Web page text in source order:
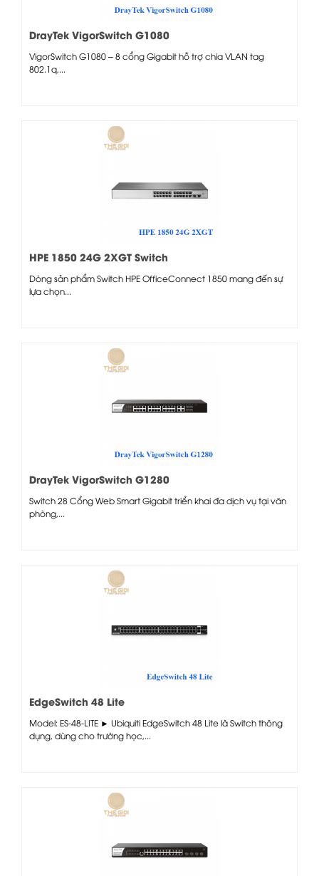
DrayTek VigorSwitch G1080
VigorSwitch G1080 – 8 cổng Gigabit hỗ trợ chia VLAN tag
802.1q,...
HPE 1850 24G 2XGT Switch
Dòng sản phẩm Switch HPE OfficeConnect 1850 mang đến sự
lựa chọn...
DrayTek VigorSwitch G1280
Switch 28 Cổng Web Smart Gigabit triển khai đa dịch vụ tại văn
phòng,...
EdgeSwitch 48 Lite
Model: ES-48-LITE ► Ubiquiti EdgeSwitch 48 Lite là Switch thông
dụng, dùng cho trường học,...